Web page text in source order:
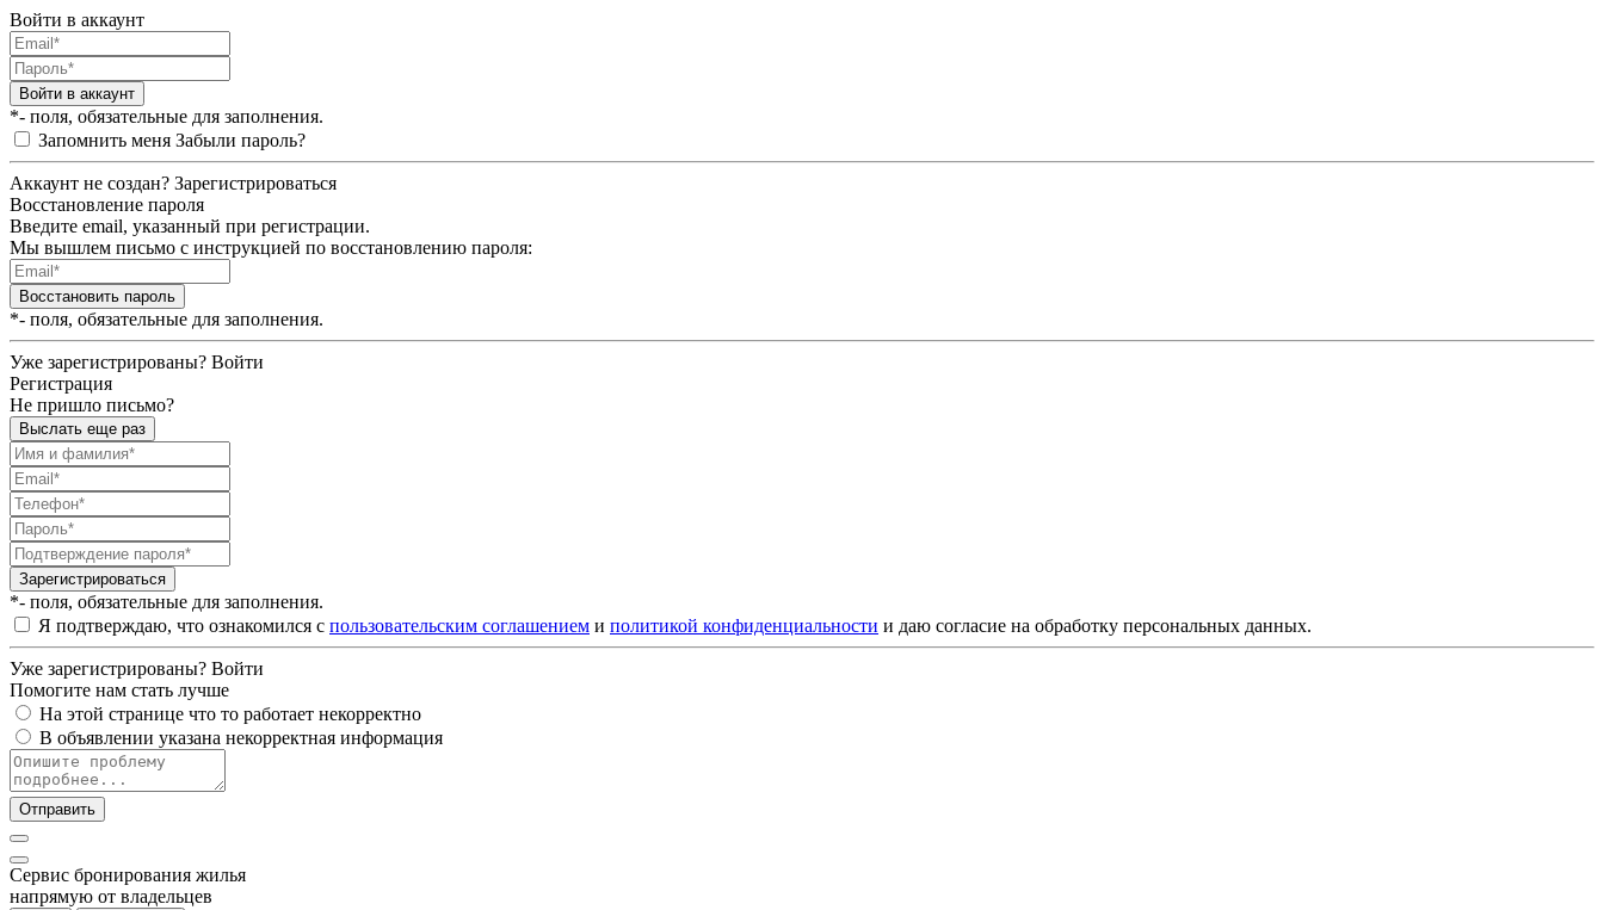
Войти в аккаунт
Войти в аккаунт
*- поля, обязательные для заполнения.
Запомнить меня Забыли пароль?
Аккаунт не создан? Зарегистрироваться
Восстановление пароля
Введите email, указанный при регистрации.
Мы вышлем письмо с инструкцией по восстановлению пароля:
Восстановить пароль
*- поля, обязательные для заполнения.
Уже зарегистрированы? Войти
Регистрация
Не пришло письмо?
Выслать еще раз
Зарегистрироваться
*- поля, обязательные для заполнения.
Я подтверждаю, что ознакомился с пользовательским соглашением и политикой конфиденциальности и даю согласие на обработку персональных данных.
Уже зарегистрированы? Войти
Помогите нам стать лучше
На этой странице что то работает некорректно
В объявлении указана некорректная информация
Отправить
Cервис бронирования жилья
напрямую от владельцев